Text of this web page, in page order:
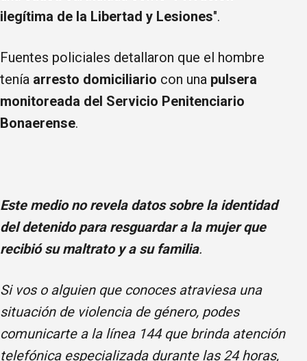
ilegítima de la Libertad y Lesiones".
Fuentes policiales detallaron que el hombre
tenía arresto domiciliario con una pulsera
monitoreada del Servicio Penitenciario
Bonaerense.
Este medio no revela datos sobre la identidad
del detenido para resguardar a la mujer que
recibió su maltrato y a su familia.
Si vos o alguien que conoces atraviesa una
situación de violencia de género, podes
comunicarte a la línea 144 que brinda atención
telefónica especializada durante las 24 horas,